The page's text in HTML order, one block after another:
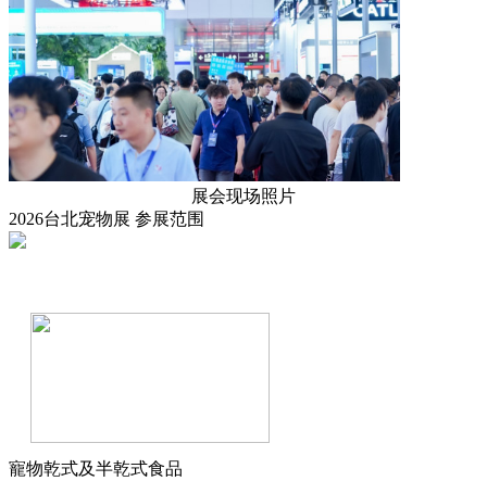
展会现场照片
2026台北宠物展 参展范围
寵物乾式及半乾式食品